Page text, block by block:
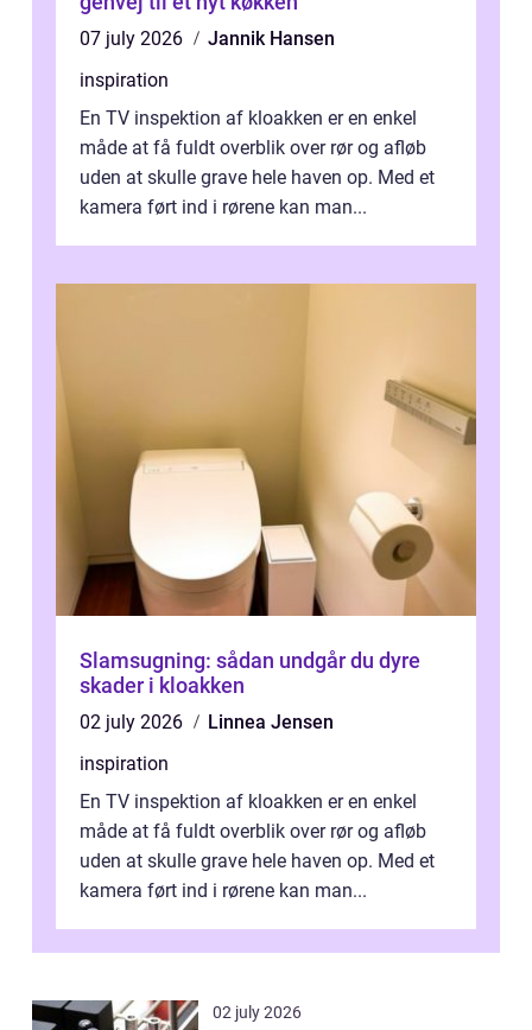
07 july 2026
Jannik Hansen
inspiration
En TV inspektion af kloakken er en enkel
måde at få fuldt overblik over rør og afløb
uden at skulle grave hele haven op. Med et
kamera ført ind i rørene kan man...
Slamsugning: sådan undgår du dyre
skader i kloakken
02 july 2026
Linnea Jensen
inspiration
En TV inspektion af kloakken er en enkel
måde at få fuldt overblik over rør og afløb
uden at skulle grave hele haven op. Med et
kamera ført ind i rørene kan man...
02 july 2026